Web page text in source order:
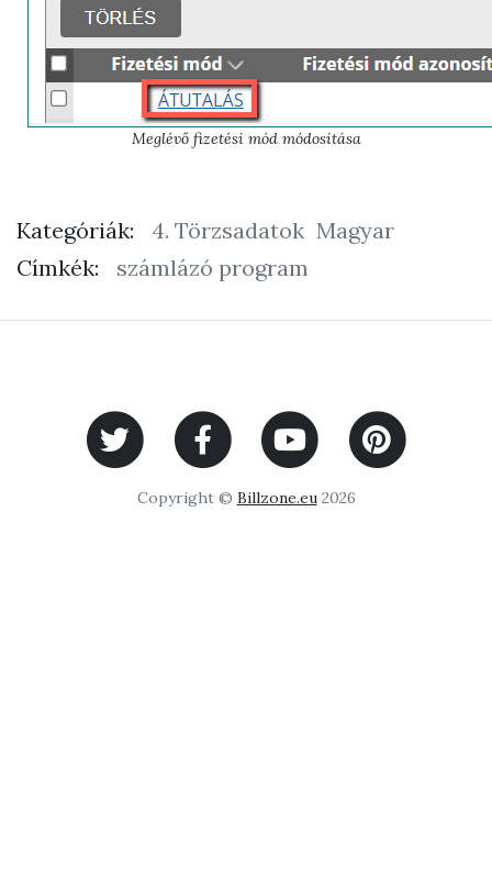
Meglévő fizetési mód módosítása
Kategóriák: 4. Törzsadatok Magyar
Címkék:
számlázó program
Copyright © Billzone.eu2026